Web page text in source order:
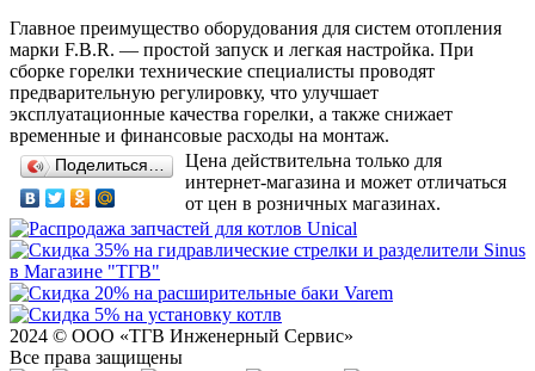
Главное преимущество оборудования для систем отопления
марки F.B.R. — простой запуск и легкая настройка. При
сборке горелки технические специалисты проводят
предварительную регулировку, что улучшает
эксплуатационные качества горелки, а также снижает
временные и финансовые расходы на монтаж.
Поделиться…
Цена действительна только для
интернет-магазина и может отличаться
от цен в розничных магазинах.
2024 © ООО «ТГВ Инженерный Сервис»
Все права защищены